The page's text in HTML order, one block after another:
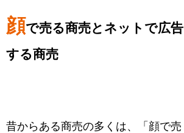
顔で売る商売とネットで広告
する商売
昔からある商売の多くは、「顔で売